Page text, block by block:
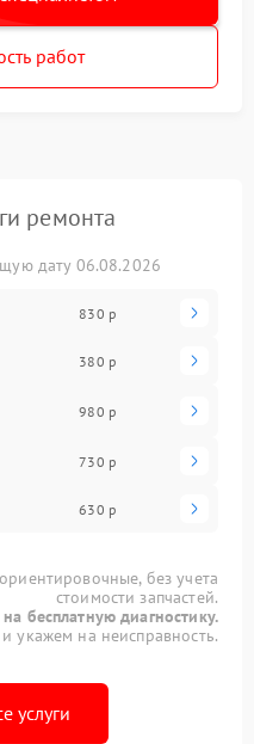
работ
ремонта
дату 06.08.2026
830 р
380 р
980 р
730 р
630 р
без учета
стоимости запчастей.
бесплатную диагностику.
укажем на неисправность.
услуги